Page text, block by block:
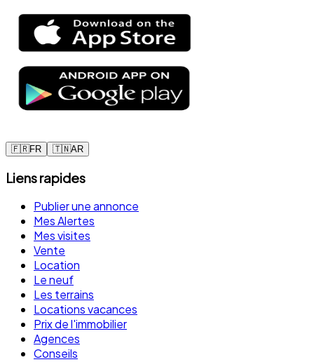
🇫🇷FR 🇹🇳AR
Liens rapides
Publier une annonce
Mes Alertes
Mes visites
Vente
Location
Le neuf
Les terrains
Locations vacances
Prix de l'immobilier
Agences
Conseils